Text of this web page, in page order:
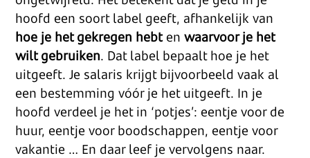
hoofd een soort label geeft, afhankelijk van
hoe je het gekregen hebtenwaarvoor je het
wilt gebruiken. Dat label bepaalt hoe je het
uitgeeft. Je salaris krijgt bijvoorbeeld vaak al
een bestemming vóór je het uitgeeft. In je
hoofd verdeel je het in ‘potjes’: eentje voor de
huur, eentje voor boodschappen, eentje voor
vakantie … En daar leef je vervolgens naar.